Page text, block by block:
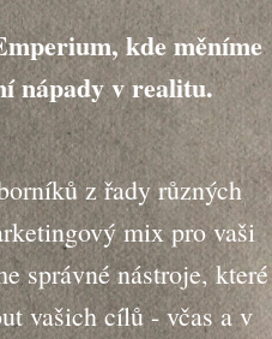
kde měníme
nápady v realitu.
z řady různých
mix pro vaši
správné nástroje, které
vašich cílů - včas a v